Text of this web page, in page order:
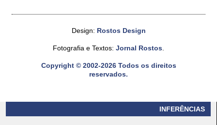
INFERÊNCIAS
Design: Rostos Design
Fotografia e Textos: Jornal Rostos.
Copyright © 2002-2026 Todos os direitos
reservados.